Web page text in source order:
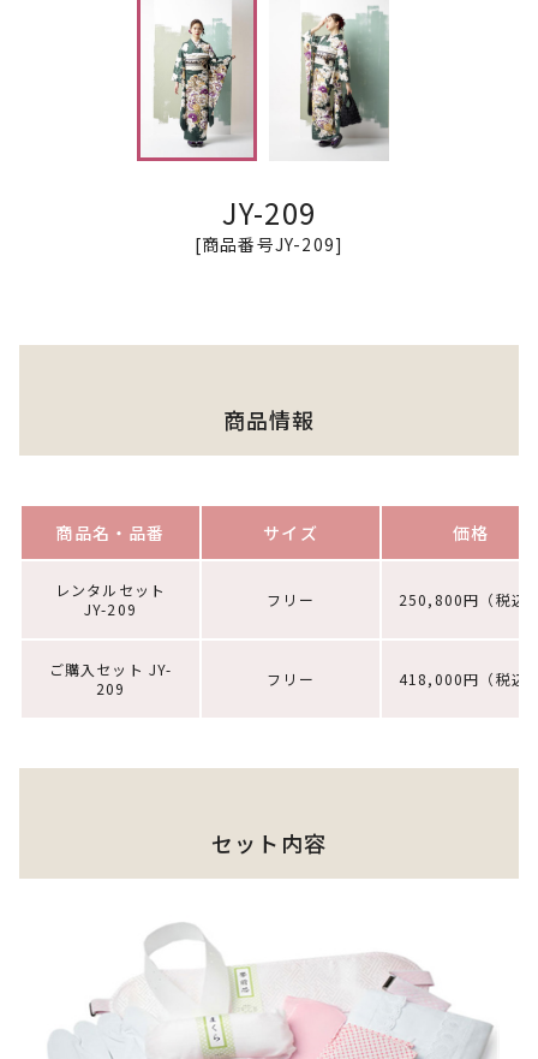
JY-209
[商品番号JY-209]
商品情報
商品名・品番 サイズ 価格
レンタルセット
JY-209
フリー 250,800円（税込
ご購入セット JY-
209
フリー 418,000円（税込
セット内容